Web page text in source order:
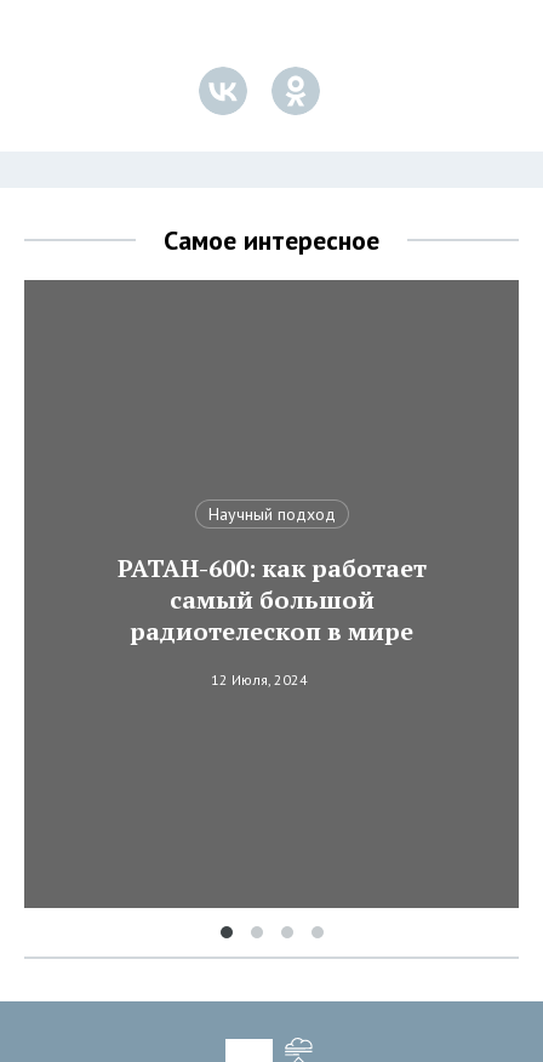
Самое интересное
Научный подход
РАТАН-600: как работает
самый большой
радиотелескоп в мире
12 Июля, 2024